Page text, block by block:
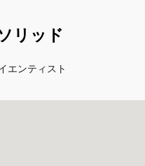
リッド
エンティスト